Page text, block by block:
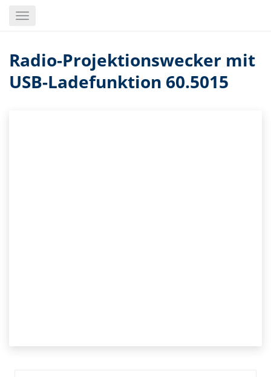
Toggle
Radio-Projektionswecker mit
USB-Ladefunktion 60.5015